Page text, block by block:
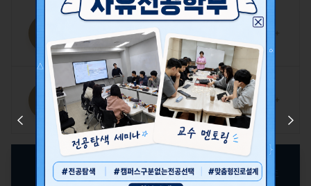
Prev Next
교과목 개요
졸업 후 진로
2026
일 월 화 수 목 금